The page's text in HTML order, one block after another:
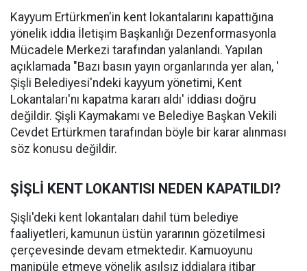
Kayyum Ertürkmen'in kent lokantalarını kapattığına
yönelik iddia İletişim Başkanlığı Dezenformasyonla
Mücadele Merkezi tarafından yalanlandı. Yapılan
açıklamada "Bazı basın yayın organlarında yer alan, '
Şişli Belediyesi'ndeki kayyum yönetimi, Kent
Lokantaları'nı kapatma kararı aldı' iddiası doğru
değildir. Şişli Kaymakamı ve Belediye Başkan Vekili
Cevdet Ertürkmen tarafından böyle bir karar alınması
söz konusu değildir.
ŞİŞLİ KENT LOKANTISI NEDEN KAPATILDI?
Şişli'deki kent lokantaları dahil tüm belediye
faaliyetleri, kamunun üstün yararının gözetilmesi
çerçevesinde devam etmektedir. Kamuoyunu
manipüle etmeye yönelik asılsız iddialara itibar